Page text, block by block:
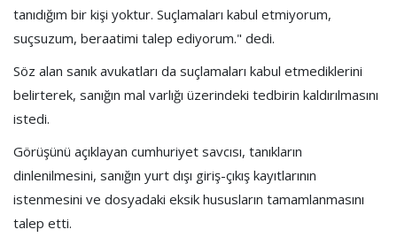
tanıdığım bir kişi yoktur. Suçlamaları kabul etmiyorum,
suçsuzum, beraatimi talep ediyorum." dedi.
Söz alan sanık avukatları da suçlamaları kabul etmediklerini
belirterek, sanığın mal varlığı üzerindeki tedbirin kaldırılmasını
istedi.
Görüşünü açıklayan cumhuriyet savcısı, tanıkların
dinlenilmesini, sanığın yurt dışı giriş-çıkış kayıtlarının
istenmesini ve dosyadaki eksik hususların tamamlanmasını
talep etti.